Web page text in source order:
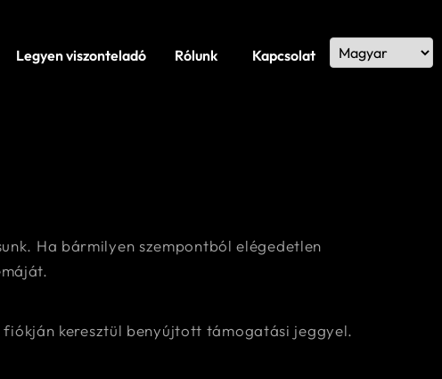
Legyen viszonteladó Rólunk Kapcsolat
Ha bármilyen szempontból elégedetlen
keresztül benyújtott támogatási jeggyel.